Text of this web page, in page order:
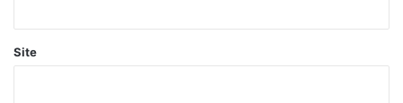
Site